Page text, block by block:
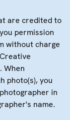
are credited to
permission
without charge
When
photo(s), you
in
name.